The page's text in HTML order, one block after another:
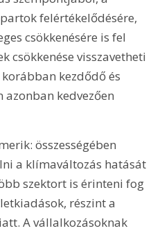
felértékelődésére,
csökkenésére is fel
csökkenése visszavetheti
kezdődő és
kedvezően
összességében
a klímaváltozás hatását
szektort is érinteni fog
részint a
A vállalkozásoknak